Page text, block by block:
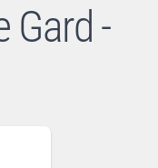
Gard -